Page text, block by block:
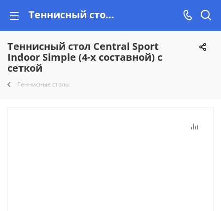
Теннисный стол Central Sport Indoor Simple (4-х составной) с сеткой купить недорого в Минске на Vishop.by в рассрочку!
Теннисный стол Central Sport
Indoor Simple (4-х составной) с
сеткой
Теннисные столы